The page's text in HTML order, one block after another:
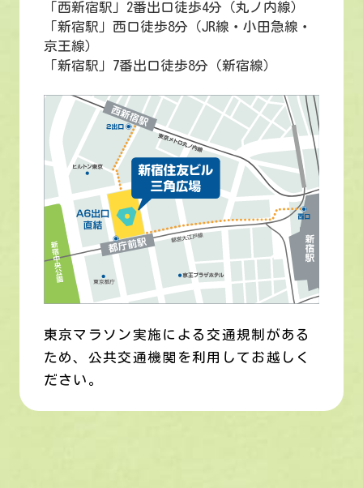
「西新宿駅」2番出口徒歩4分（丸ノ内線）
「新宿駅」西口徒歩8分（JR線・小田急線・
京王線）
「新宿駅」7番出口徒歩8分（新宿線）
東京マラソン実施による交通規制がある
ため、公共交通機関を利用してお越しく
ださい。